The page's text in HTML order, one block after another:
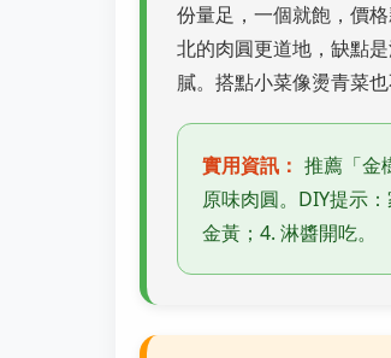
份量足，一個就飽，價
北的肉圓更道地，缺點
膩。搭點小菜像燙青菜也
實用資訊： 推薦「金
原味肉圓。DIY提示
金黃；4. 淋醬開吃。